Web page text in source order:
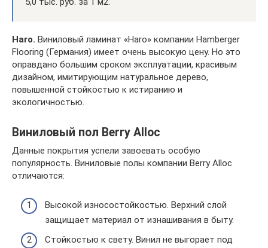
Haro. Виниловый ламинат «Haro» компании Hamberger
Flooring (Германия) имеет очень высокую цену. Но это
оправдано большим сроком эксплуатации, красивым
дизайном, имитирующим натуральное дерево,
повышенной стойкостью к истиранию и
экологичностью.
Виниловый пол Berry Alloc
Данные покрытия успели завоевать особую
популярность. Виниловые полы компании Berry Alloc
отличаются:
Высокой износостойкостью. Верхний слой
защищает материал от изнашивания в быту.
Стойкостью к свету. Винил не выгорает под